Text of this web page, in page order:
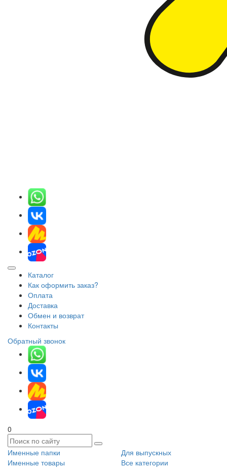
Каталог
Как оформить заказ?
Оплата
Доставка
Обмен и возврат
Контакты
Обратный звонок
0
Именные папки
Для выпускных
Именные товары
Все категории